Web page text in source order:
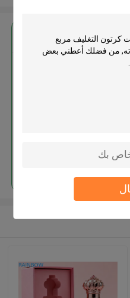
سعر ل
كرافت كرتون التغليف